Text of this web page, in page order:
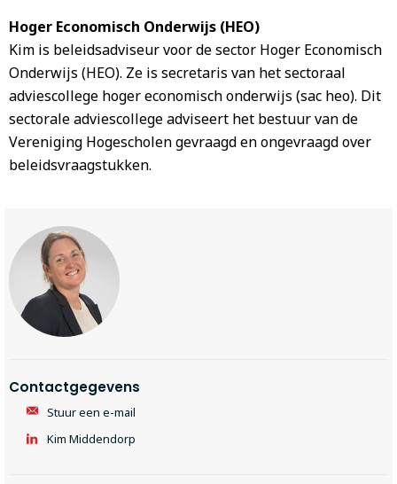
Hoger Economisch Onderwijs (HEO)
Kim is beleidsadviseur voor de sector Hoger Economisch
Onderwijs (HEO). Ze is secretaris van het sectoraal
adviescollege hoger economisch onderwijs (sac heo). Dit
sectorale adviescollege adviseert het bestuur van de
Vereniging Hogescholen gevraagd en ongevraagd over
beleidsvraagstukken.
Contactgegevens
Stuur een e-mail
Kim Middendorp